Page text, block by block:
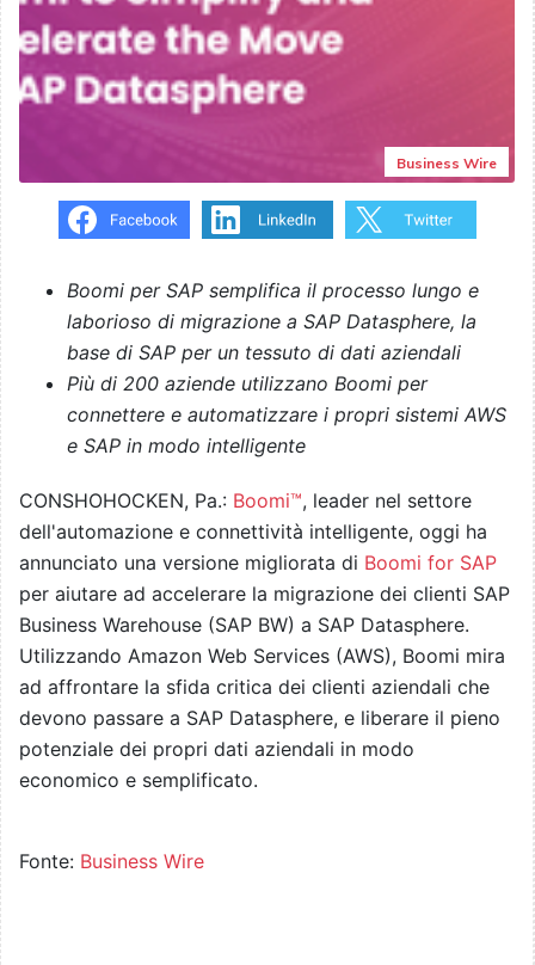
Business Wire
Boomi per SAP semplifica il processo lungo e
laborioso di migrazione a SAP Datasphere, la
base di SAP per un tessuto di dati aziendali
Più di 200 aziende utilizzano Boomi per
connettere e automatizzare i propri sistemi AWS
e SAP in modo intelligente
CONSHOHOCKEN, Pa.: Boomi™, leader nel settore
dell'automazione e connettività intelligente, oggi ha
annunciato una versione migliorata di Boomi for SAP
per aiutare ad accelerare la migrazione dei clienti SAP
Business Warehouse (SAP BW) a SAP Datasphere.
Utilizzando Amazon Web Services (AWS), Boomi mira
ad affrontare la sfida critica dei clienti aziendali che
devono passare a SAP Datasphere, e liberare il pieno
potenziale dei propri dati aziendali in modo
economico e semplificato.
Fonte: Business Wire